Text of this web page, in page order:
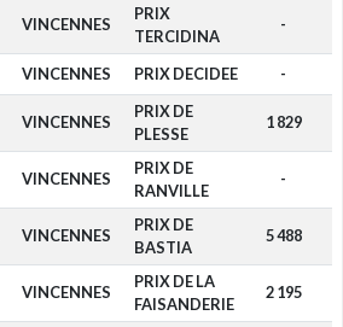
VINCENNES
PRIX
TERCIDINA
-
VINCENNES PRIX DECIDEE -
VINCENNES
PRIX DE
PLESSE
1 829
VINCENNES
PRIX DE
RANVILLE
-
VINCENNES
PRIX DE
BASTIA
5 488
VINCENNES
PRIX DE LA
FAISANDERIE
2 195